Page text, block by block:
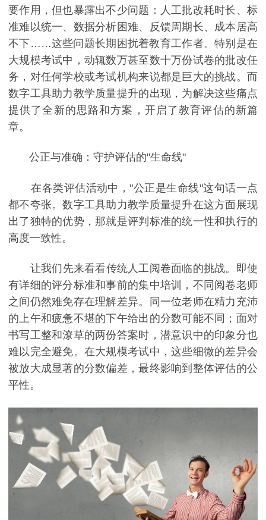
要作用，但也暴露出不少问题：人工批改耗时长、标
准难以统一、数据分析困难、反馈周期长、成本居高
不下……这些问题长期困扰着教育工作者。特别是在
大规模考试中，动辄数万甚至数十万份试卷的批改任
务，对任何学校或考试机构来说都是巨大的挑战。而
数字工具助力教学质量提升的出现，为解决这些痛点
提供了全新的思路和方案，开启了教育评估的新篇
章。
公正与准确：守护评估的"生命线"
在各类评估活动中，"公正是生命线"这句话一点
都不夸张。数字工具助力教学质量提升在这方面展现
出了独特的优势，那就是评判标准的统一性和执行的
高度一致性。
让我们先来看看传统人工阅卷面临的挑战。即使
有详细的评分标准和事前的集中培训，不同阅卷老师
之间仍然难免存在理解差异。同一位老师在精力充沛
的上午和疲惫不堪的下午给出的分数可能不同；面对
书写工整和潦草的两份答案时，潜意识中的印象分也
难以完全避免。在大规模考试中，这些细微的差异会
被放大成显著的分数偏差，最终影响到整体评估的公
平性。